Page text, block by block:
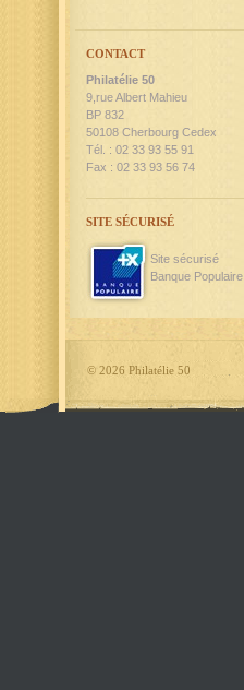
CONTACT
Philatélie 50
9,rue Albert Mahieu
BP 832
50108 Cherbourg Cedex
Tél. : 02 33 93 55 91
Fax : 02 33 93 56 74
SITE SÉCURISÉ
Site sécurisé
Banque Populaire
© 2026 Philatélie 50